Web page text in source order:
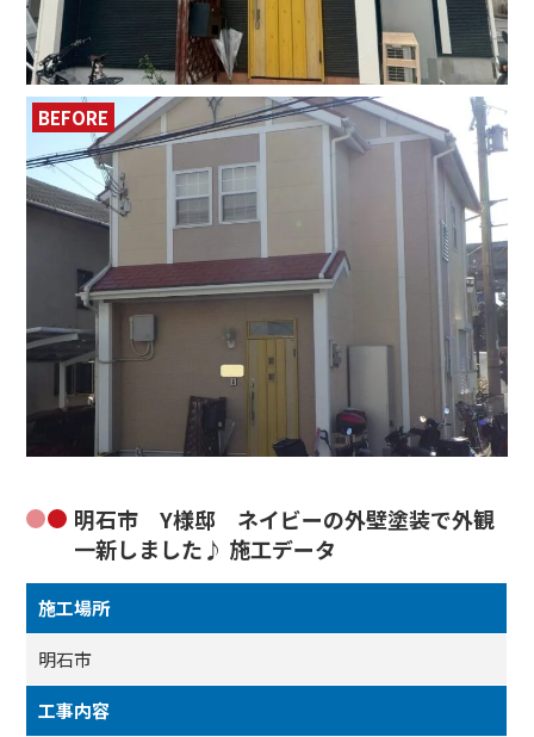
BEFORE
明石市 Y様邸 ネイビーの外壁塗装で外観
一新しました♪ 施工データ
施工場所
明石市
工事内容